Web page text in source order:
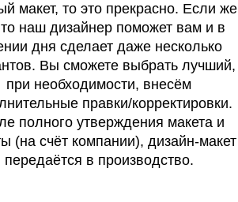
макет, то это прекрасно. Если же
то наш дизайнер поможет вам и в
дня сделает даже несколько
Вы сможете выбрать лучший,
при необходимости, внесём
правки/корректировки.
полного утверждения макета и
(на счёт компании), дизайн-макет
передаётся в производство.